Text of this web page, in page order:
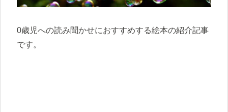
0歳児への読み聞かせにおすすめする絵本の紹介記事
です。